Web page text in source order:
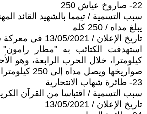
22- صاروخ عياش 250
سبب التسمية / تيمما بالشهيد القائد
يبلغ مداه / 250 كلم
تاريخ الإعلان / 13/05/2021 في معركة سيف القدس
كيلومترا، خلال الحرب الرابعة، وهو
صواريخها ويصل مداه إلى 250 كيلومترا.
23- طائرة شهاب الانتحارية
سبب التسمية / اقتباسا من القرآن
تاريخ الإعلان / 13/05/2021